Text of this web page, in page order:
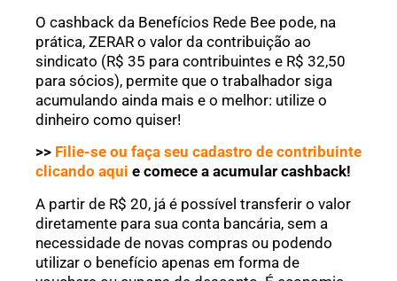
O cashback da Benefícios Rede Bee pode, na
prática, ZERAR o valor da contribuição ao
sindicato (R$ 35 para contribuintes e R$ 32,50
para sócios), permite que o trabalhador siga
acumulando ainda mais e o melhor: utilize o
dinheiro como quiser!
>> Filie-se ou faça seu cadastro de contribuinte
clicando aqui e comece a acumular cashback!
A partir de R$ 20, já é possível transferir o valor
diretamente para sua conta bancária, sem a
necessidade de novas compras ou podendo
utilizar o benefício apenas em forma de